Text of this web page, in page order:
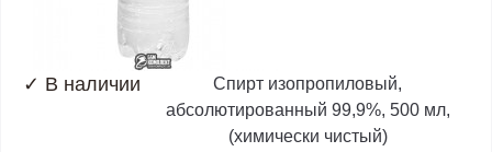
✓ В наличии
Спирт изопропиловый,
абсолютированный 99,9%, 500 мл,
(химически чистый)